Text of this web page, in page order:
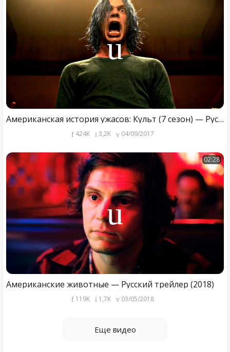
Американская история ужасов: Культ (7 сезон) — Русский трейлер (2017)
424K 3,2K 04/09/2017
02:28
Американские животные — Русский трейлер (2018)
119K 1,7K 03/05/2018
Еще видео